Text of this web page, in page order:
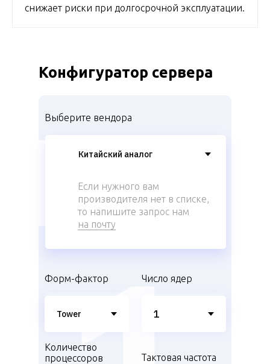
снижает риски при долгосрочной эксплуатации.
Форм-фактор
Количество
процессоров
Число ядер
Тактовая частота
Выберите вендора
Если нужного вам
производителя нет в списке,
то напишите запрос нам
на почту
Конфигуратор сервера